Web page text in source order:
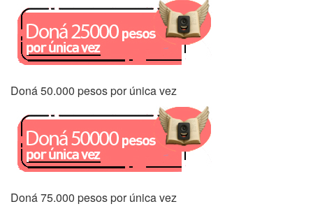
Doná 50.000 pesos por única vez
Doná 75.000 pesos por única vez